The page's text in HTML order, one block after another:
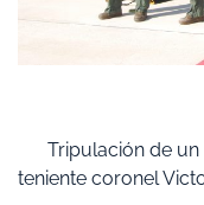
Tripulación de un
teniente coronel